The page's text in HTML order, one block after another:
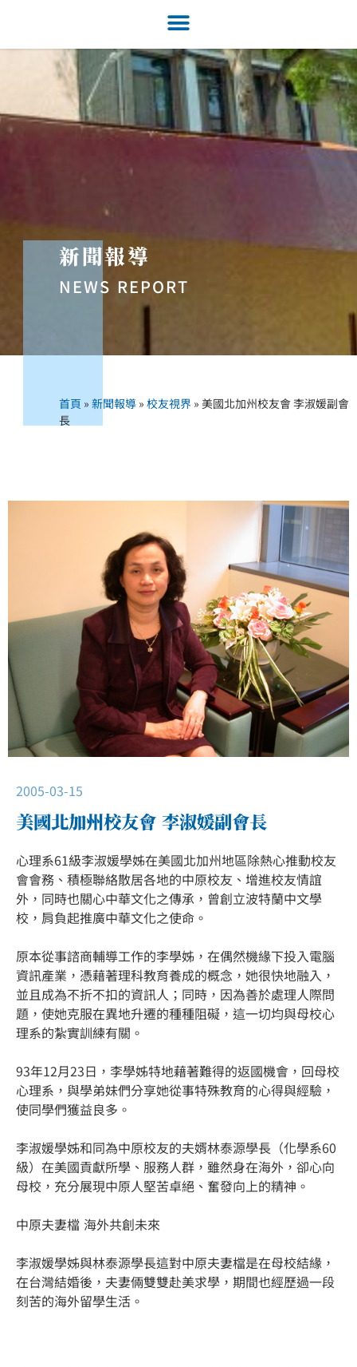
新聞報導
NEWS REPORT
首頁 »新聞報導 »校友視界 »美國北加州校友會 李淑媛副會
長
2005-03-15
美國北加州校友會 李淑媛副會長
心理系61級李淑媛學姊在美國北加州地區除熱心推動校友
會會務、積極聯絡散居各地的中原校友、增進校友情誼
外，同時也關心中華文化之傳承，曾創立波特蘭中文學
校，肩負起推廣中華文化之使命。
原本從事諮商輔導工作的李學姊，在偶然機緣下投入電腦
資訊產業，憑藉著理科教育養成的概念，她很快地融入，
並且成為不折不扣的資訊人；同時，因為善於處理人際問
題，使她克服在異地升遷的種種阻礙，這一切均與母校心
理系的紮實訓練有關。
93年12月23日，李學姊特地藉著難得的返國機會，回母校
心理系，與學弟妹們分享她從事特殊教育的心得與經驗，
使同學們獲益良多。
李淑媛學姊和同為中原校友的夫婿林泰源學長（化學系60
級）在美國貢獻所學、服務人群，雖然身在海外，卻心向
母校，充分展現中原人堅苦卓絕、奮發向上的精神。
中原夫妻檔 海外共創未來
李淑媛學姊與林泰源學長這對中原夫妻檔是在母校結緣，
在台灣結婚後，夫妻倆雙雙赴美求學，期間也經歷過一段
刻苦的海外留學生活。